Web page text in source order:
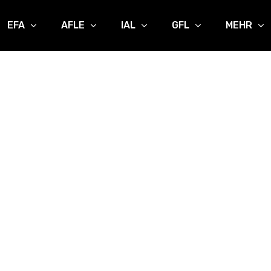
EFA AFLE IAL GFL MEHR